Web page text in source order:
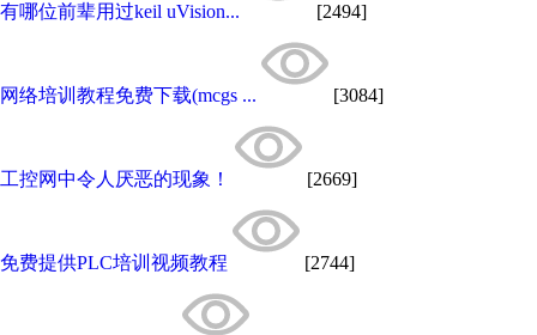
有哪位前辈用过keil uVision... [2494]
网络培训教程免费下载(mcgs ... [3084]
工控网中令人厌恶的现象！ [2669]
免费提供PLC培训视频教程 [2744]